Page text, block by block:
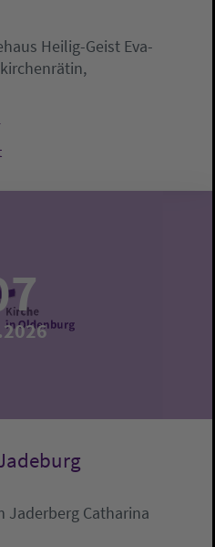
Heilig-Geist Eva-
Jaderberg Catharina